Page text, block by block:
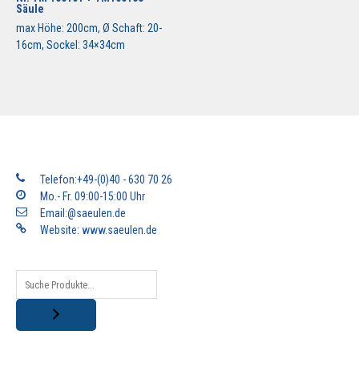
Säule
max Höhe: 200cm, Ø Schaft: 20-
16cm, Sockel: 34×34cm
Telefon:+49-(0)40 - 630 70 26
Mo.- Fr. 09:00-15:00 Uhr
Email:@saeulen.de
Website: www.saeulen.de